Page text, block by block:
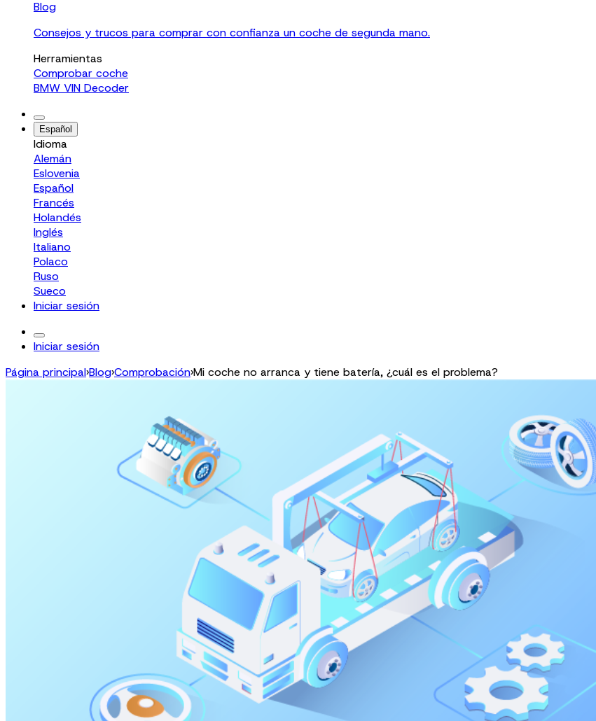
Blog
Consejos y trucos para comprar con confianza un coche de segunda mano.
Herramientas
Comprobar coche
BMW VIN Decoder
Español
Idioma
Alemán
Eslovenia
Español
Francés
Holandés
Inglés
Italiano
Polaco
Ruso
Sueco
Iniciar sesión
Iniciar sesión
Página principal›Blog›Comprobación›Mi coche no arranca y tiene batería, ¿cuál es el problema?